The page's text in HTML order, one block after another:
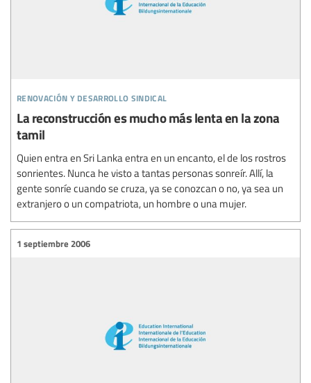
renovación y desarrollo sindical
La reconstrucción es mucho más lenta en la zona
tamil
Quien entra en Sri Lanka entra en un encanto, el de los rostros
sonrientes. Nunca he visto a tantas personas sonreír. Allí, la
gente sonríe cuando se cruza, ya se conozcan o no, ya sea un
extranjero o un compatriota, un hombre o una mujer.
1 septiembre 2006